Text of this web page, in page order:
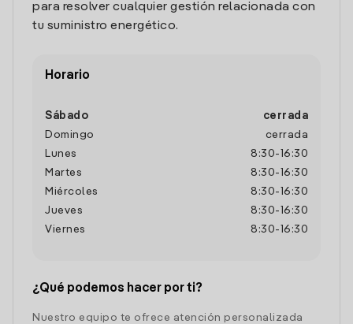
para resolver cualquier gestión relacionada con
tu suministro energético.
Horario
Sábado
cerrada
Domingo
cerrada
Lunes
8:30- 16:30
Martes
8:30- 16:30
Miércoles
8:30- 16:30
Jueves
8:30- 16:30
Viernes
8:30- 16:30
¿Qué podemos hacer por ti?
Nuestro equipo te ofrece atención personalizada